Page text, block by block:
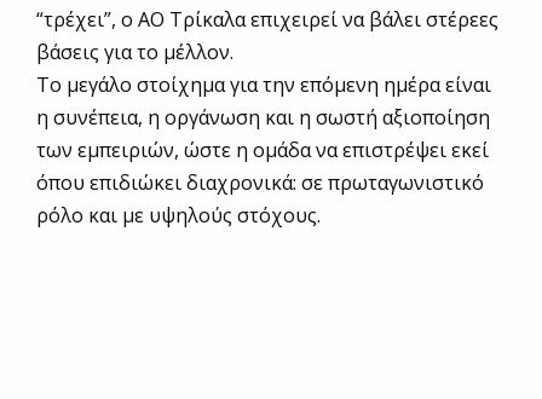
“τρέχει”, ο ΑΟ Τρίκαλα επιχειρεί να βάλει στέρεες
βάσεις για το μέλλον.
Το μεγάλο στοίχημα για την επόμενη ημέρα είναι
η συνέπεια, η οργάνωση και η σωστή αξιοποίηση
των εμπειριών, ώστε η ομάδα να επιστρέψει εκεί
όπου επιδιώκει διαχρονικά: σε πρωταγωνιστικό
ρόλο και με υψηλούς στόχους.